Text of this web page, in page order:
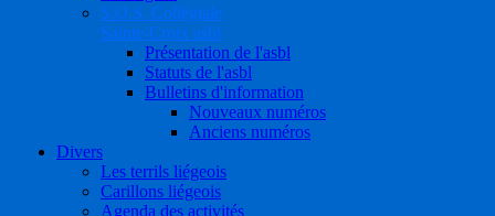
S.O.S. Collégiale
Sainte-Croix asbl
Présentation de l'asbl
Statuts de l'asbl
Bulletins d'information
Nouveaux numéros
Anciens numéros
Divers
Les terrils liégeois
Carillons liégeois
Agenda des activités